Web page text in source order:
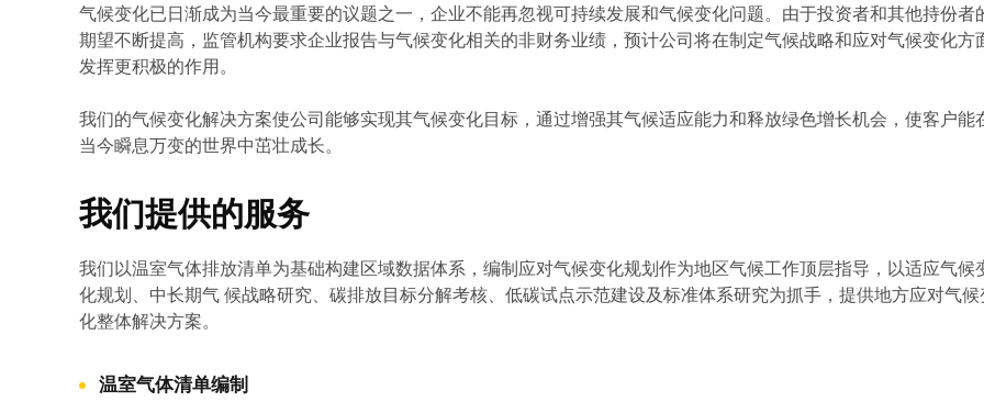
气候变化已日渐成为当今最重要的议题之一，企业不能再忽视可持续发展和气候变化问题。由于投资者和其他持份者
期望不断提高，监管机构要求企业报告与气候变化相关的非财务业绩，预计公司将在制定气候战略和应对气候变化方
发挥更积极的作用。
我们的气候变化解决方案使公司能够实现其气候变化目标，通过增强其气候适应能力和释放绿色增长机会，使客户能
当今瞬息万变的世界中茁壮成长。
我们提供的服务
我们以温室气体排放清单为基础构建区域数据体系，编制应对气候变化规划作为地区气候工作顶层指导，以适应气候
化规划、中长期气 候战略研究、碳排放目标分解考核、低碳试点示范建设及标准体系研究为抓手，提供地方应对气候
化整体解决方案。
温室气体清单编制